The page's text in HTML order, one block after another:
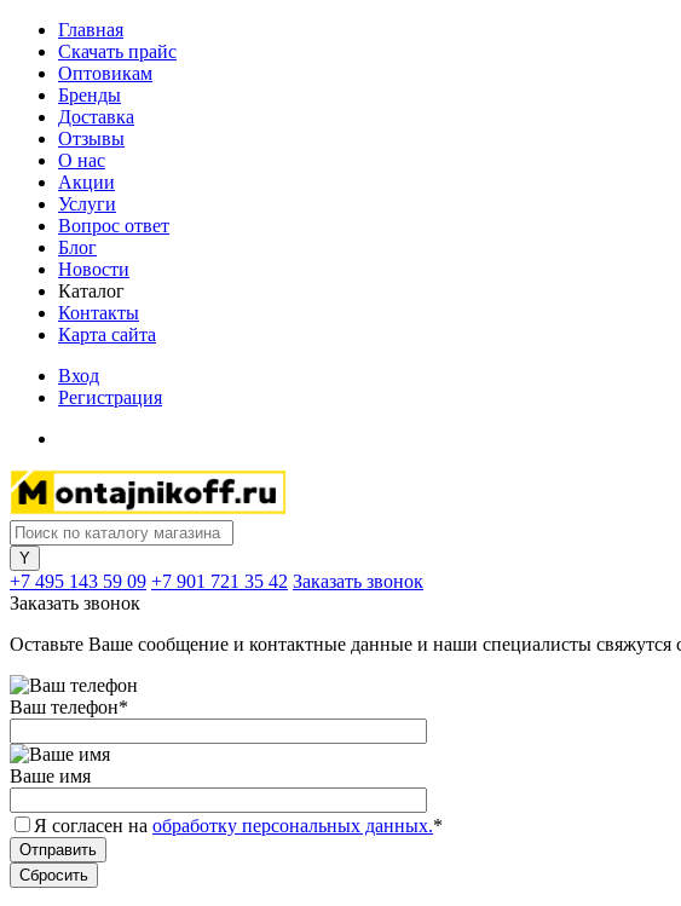
Главная
Скачать прайс
Оптовикам
Бренды
Доставка
Отзывы
О нас
Акции
Услуги
Вопрос ответ
Блог
Новости
Каталог
Контакты
Карта сайта
Вход
Регистрация
+7 495 143 59 09 +7 901 721 35 42 Заказать звонок
Заказать звонок
Оставьте Ваше сообщение и контактные данные и наши специалисты
Ваш телефон*
Ваше имя
Я согласен на обработку персональных данных.*